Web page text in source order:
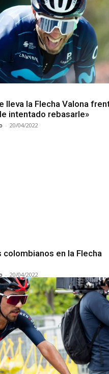
lleva la Flecha Valona
intentado rebasarle»
- 20/04/2022
en la Flecha
- 20/04/2022